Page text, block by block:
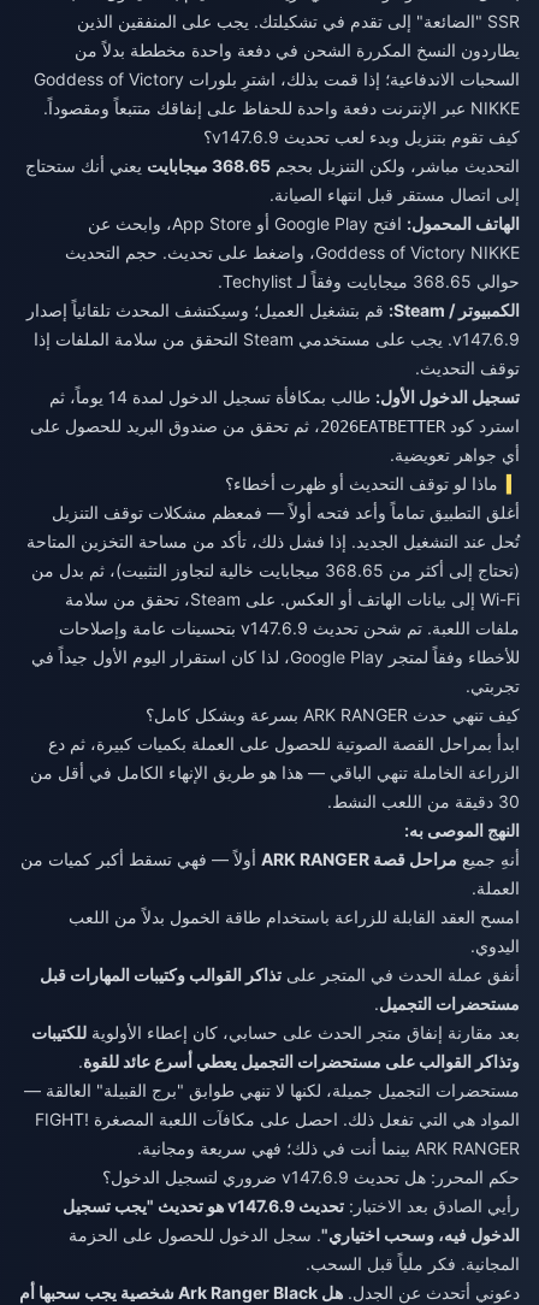
SSR "الضائعة" إلى تقدم في تشكيلتك. يجب على المنفقين الذين
يطاردون النسخ المكررة الشحن في دفعة واحدة مخططة بدلاً من
السحبات الاندفاعية؛ إذا قمت بذلك،
اشترِ بلورات Goddess of Victory
NIKKE عبر الإنترنت
دفعة واحدة للحفاظ على إنفاقك متتبعاً ومقصوداً.
كيف تقوم بتنزيل وبدء لعب تحديث v147.6.9؟
التحديث مباشر، ولكن التنزيل بحجم 368.65 ميجابايت
يعني أنك ستحتاج
إلى اتصال مستقر قبل انتهاء الصيانة.
الهاتف المحمول:
افتح Google Play أو App Store، وابحث عن
Goddess of Victory NIKKE، واضغط على تحديث. حجم التحديث
حوالي 368.65 ميجابايت وفقاً لـ Techylist.
الكمبيوتر / Steam:
قم بتشغيل العميل؛ وسيكتشف المحدث تلقائياً إصدار
v147.6.9. يجب على مستخدمي Steam التحقق من سلامة الملفات إذا
توقف التحديث.
تسجيل الدخول الأول:
طالب بمكافأة تسجيل الدخول لمدة 14 يوماً، ثم
استرد كود 2026EATBETTER، ثم تحقق من صندوق البريد للحصول على
أي جواهر تعويضية.
ماذا لو توقف التحديث أو ظهرت أخطاء؟
أغلق التطبيق تماماً وأعد فتحه أولاً — فمعظم مشكلات توقف التنزيل
تُحل عند التشغيل الجديد. إذا فشل ذلك، تأكد من مساحة التخزين المتاحة
(تحتاج إلى أكثر من 368.65 ميجابايت خالية لتجاوز التثبيت)، ثم بدل من
Wi-Fi إلى بيانات الهاتف أو العكس. على Steam، تحقق من سلامة
ملفات اللعبة. تم شحن تحديث v147.6.9 بتحسينات عامة وإصلاحات
للأخطاء وفقاً لمتجر Google Play، لذا كان استقرار اليوم الأول جيداً في
تجربتي.
كيف تنهي حدث ARK RANGER بسرعة وبشكل كامل؟
ابدأ بمراحل القصة الصوتية للحصول على العملة بكميات كبيرة، ثم دع
الزراعة الخاملة تنهي الباقي — هذا هو طريق الإنهاء الكامل في أقل من
30 دقيقة من اللعب النشط.
النهج الموصى به:
أنهِ جميع مراحل قصة ARK RANGER
أولاً — فهي تسقط أكبر كميات من
العملة.
امسح العقد القابلة للزراعة باستخدام طاقة الخمول بدلاً من اللعب
اليدوي.
أنفق عملة الحدث في المتجر على تذاكر القوالب وكتيبات المهارات قبل
مستحضرات التجميل.
بعد مقارنة إنفاق متجر الحدث على حسابي، كان إعطاء الأولوية للكتيبات
وتذاكر القوالب على مستحضرات التجميل يعطي أسرع عائد للقوة.
مستحضرات التجميل جميلة، لكنها لا تنهي طوابق "برج القبيلة" العالقة —
المواد هي التي تفعل ذلك. احصل على مكافآت اللعبة المصغرة FIGHT!
ARK RANGER بينما أنت في ذلك؛ فهي سريعة ومجانية.
حكم المحرر: هل تحديث v147.6.9 ضروري لتسجيل الدخول؟
رأيي الصادق بعد الاختبار:
تحديث v147.6.9 هو تحديث "يجب تسجيل
الدخول فيه، وسحب اختياري". سجل الدخول للحصول على الحزمة
المجانية. فكر ملياً قبل السحب.
دعوني أتحدث عن الجدل.
هل Ark Ranger Black شخصية يجب سحبها أم